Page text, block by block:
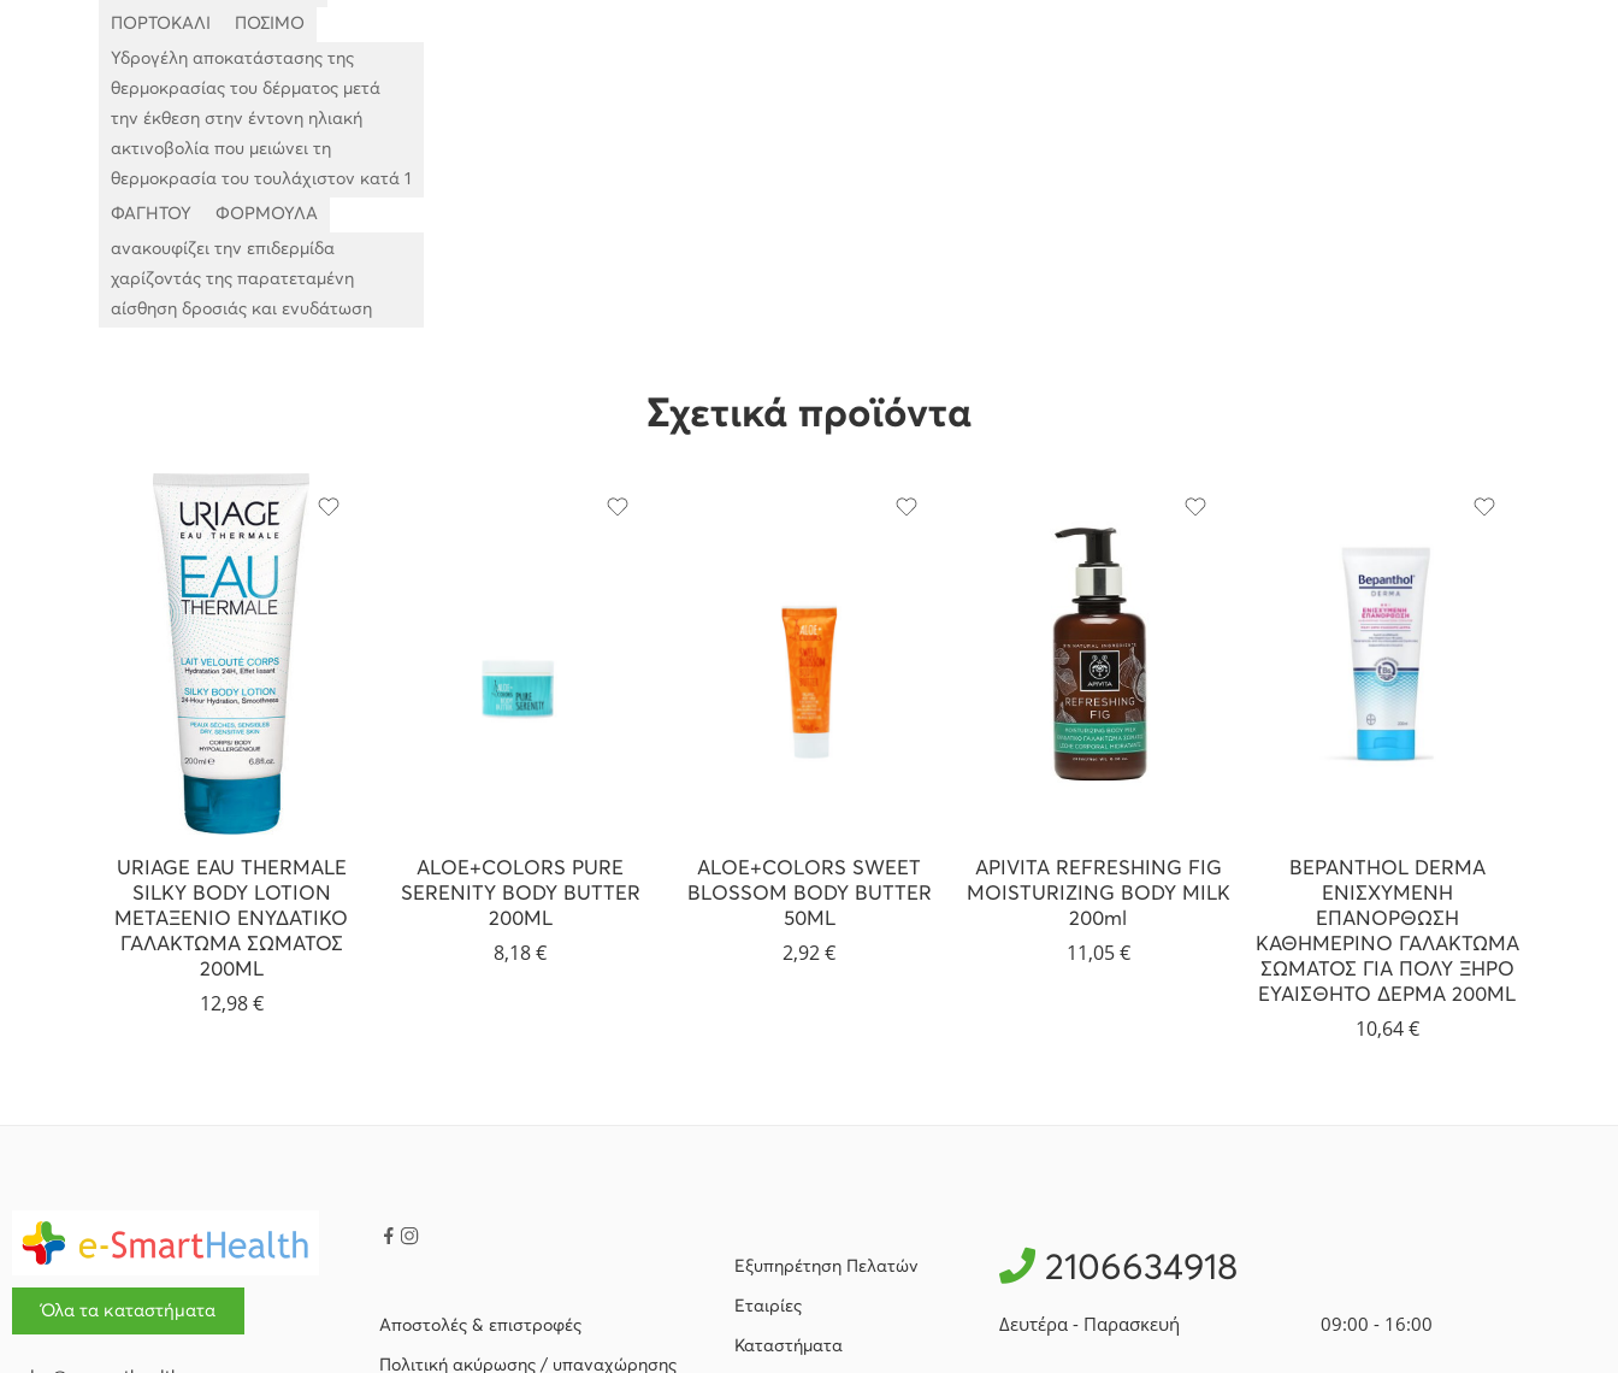
ΠΟΡΤΟΚΑΛΙ ΠΟΣΙΜΟ
Υδρογέλη αποκατάστασης της
θερμοκρασίας του δέρματος μετά
την έκθεση στην έντονη ηλιακή
ακτινοβολία που μειώνει τη
θερμοκρασία του τουλάχιστον κατά 1
ΦΑΓΗΤΟΥ ΦΟΡΜΟΥΛΑ
ανακουφίζει την επιδερμίδα
χαρίζοντάς της παρατεταμένη
αίσθηση δροσιάς και ενυδάτωση
Σχετικά προϊόντα
URIAGE EAU THERMALE
SILKY BODY LOTION
ΜΕΤΑΞΕΝΙΟ ΕΝΥΔΑΤΙΚΟ
ΓΑΛΑΚΤΩΜΑ ΣΩΜΑΤΟΣ
200ML
12,98€
ALOE+COLORS PURE
SERENITY BODY BUTTER
200ML
8,18€
ALOE+COLORS SWEET
BLOSSOM BODY BUTTER
50ML
2,92€
APIVITA REFRESHING FIG
MOISTURIZING BODY MILK
200ml
11,05€
BEPANTHOL DERMA
ΕΝΙΣΧΥΜΕΝΗ
ΕΠΑΝΟΡΘΩΣΗ
ΚΑΘΗΜΕΡΙΝΟ ΓΑΛΑΚΤΩΜΑ
ΣΩΜΑΤΟΣ ΓΙΑ ΠΟΛΥ ΞΗΡΟ
ΕΥΑΙΣΘΗΤΟ ΔΕΡΜΑ 200ML
10,64€
Όλα τα καταστήματα
Αποστολές & επιστροφές
Πολιτική ακύρωσης / υπαναχώρησης
Εξυπηρέτηση Πελατών
Εταιρίες
Καταστήματα
2106634918
Δευτέρα - Παρασκευή 09:00 - 16:00